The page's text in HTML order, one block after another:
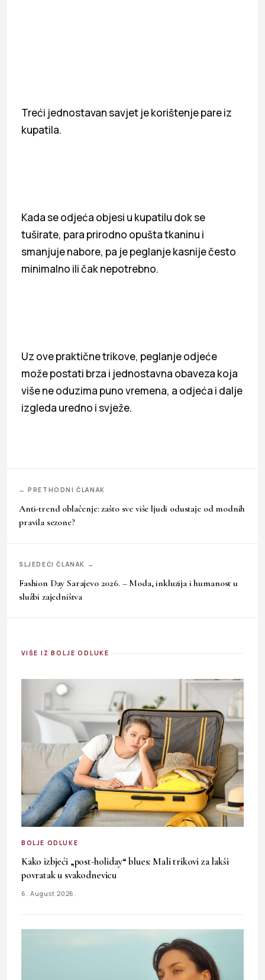
Treći jednostavan savjet je korištenje pare iz
kupatila.
Kada se odjeća objesi u kupatilu dok se
tuširate, para prirodno opušta tkaninu i
smanjuje nabore, pa je peglanje kasnije često
minimalno ili čak nepotrebno.
Uz ove praktične trikove, peglanje odjeće
može postati brza i jednostavna obaveza koja
više ne oduzima puno vremena, a odjeća i dalje
izgleda uredno i svježe.
← PRETHODNI ČLANAK
Anti-trend oblačenje: zašto sve više ljudi odustaje od modnih
pravila sezone?
SLJEDEĆI ČLANAK →
Fashion Day Sarajevo 2026. – Moda, inkluzija i humanost u
službi zajedništva
VIŠE IZ BOLJE ODLUKE
BOLJE ODLUKE
Kako izbjeći „post-holiday“ blues: Mali trikovi za lakši
povratak u svakodnevicu
6. August 2026.